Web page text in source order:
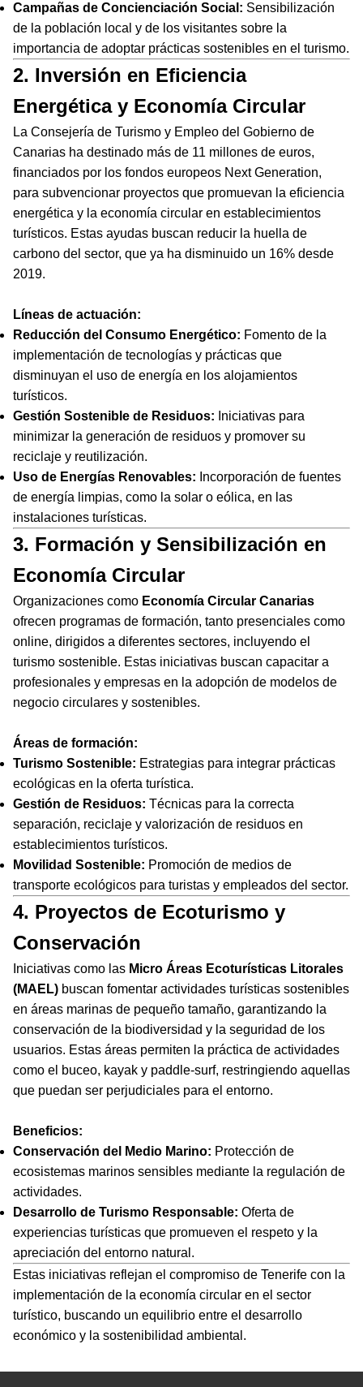
Campañas de Concienciación Social: Sensibilización
de la población local y de los visitantes sobre la
importancia de adoptar prácticas sostenibles en el turismo.
2. Inversión en Eficiencia
Energética y Economía Circular
La Consejería de Turismo y Empleo del Gobierno de
Canarias ha destinado más de 11 millones de euros,
financiados por los fondos europeos Next Generation,
para subvencionar proyectos que promuevan la eficiencia
energética y la economía circular en establecimientos
turísticos. Estas ayudas buscan reducir la huella de
carbono del sector, que ya ha disminuido un 16% desde
2019.
Líneas de actuación:
Reducción del Consumo Energético: Fomento de la
implementación de tecnologías y prácticas que
disminuyan el uso de energía en los alojamientos
turísticos.
Gestión Sostenible de Residuos: Iniciativas para
minimizar la generación de residuos y promover su
reciclaje y reutilización.
Uso de Energías Renovables: Incorporación de fuentes
de energía limpias, como la solar o eólica, en las
instalaciones turísticas.
3. Formación y Sensibilización en
Economía Circular
Organizaciones como Economía Circular Canarias
ofrecen programas de formación, tanto presenciales como
online, dirigidos a diferentes sectores, incluyendo el
turismo sostenible. Estas iniciativas buscan capacitar a
profesionales y empresas en la adopción de modelos de
negocio circulares y sostenibles.
Áreas de formación:
Turismo Sostenible: Estrategias para integrar prácticas
ecológicas en la oferta turística.
Gestión de Residuos: Técnicas para la correcta
separación, reciclaje y valorización de residuos en
establecimientos turísticos.
Movilidad Sostenible: Promoción de medios de
transporte ecológicos para turistas y empleados del sector.
4. Proyectos de Ecoturismo y
Conservación
Iniciativas como las Micro Áreas Ecoturísticas Litorales
(MAEL) buscan fomentar actividades turísticas sostenibles
en áreas marinas de pequeño tamaño, garantizando la
conservación de la biodiversidad y la seguridad de los
usuarios. Estas áreas permiten la práctica de actividades
como el buceo, kayak y paddle-surf, restringiendo aquellas
que puedan ser perjudiciales para el entorno.
Beneficios:
Conservación del Medio Marino: Protección de
ecosistemas marinos sensibles mediante la regulación de
actividades.
Desarrollo de Turismo Responsable: Oferta de
experiencias turísticas que promueven el respeto y la
apreciación del entorno natural.
Estas iniciativas reflejan el compromiso de Tenerife con la
implementación de la economía circular en el sector
turístico, buscando un equilibrio entre el desarrollo
económico y la sostenibilidad ambiental.